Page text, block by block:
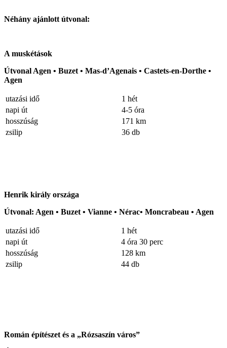
Néhány ajánlott útvonal:
A muskétások
Útvonal Agen • Buzet • Mas-d’Agenais • Castets-en-Dorthe •
Agen
utazási idő
1 hét
napi út
4-5 óra
hosszúság
171 km
zsilip
36 db
Henrik király országa
Útvonal: Agen • Buzet • Vianne • Nérac• Moncrabeau • Agen
utazási idő
1 hét
napi út
4 óra 30 perc
hosszúság
128 km
zsilip
44 db
Román építészet és a „Rózsaszín város”